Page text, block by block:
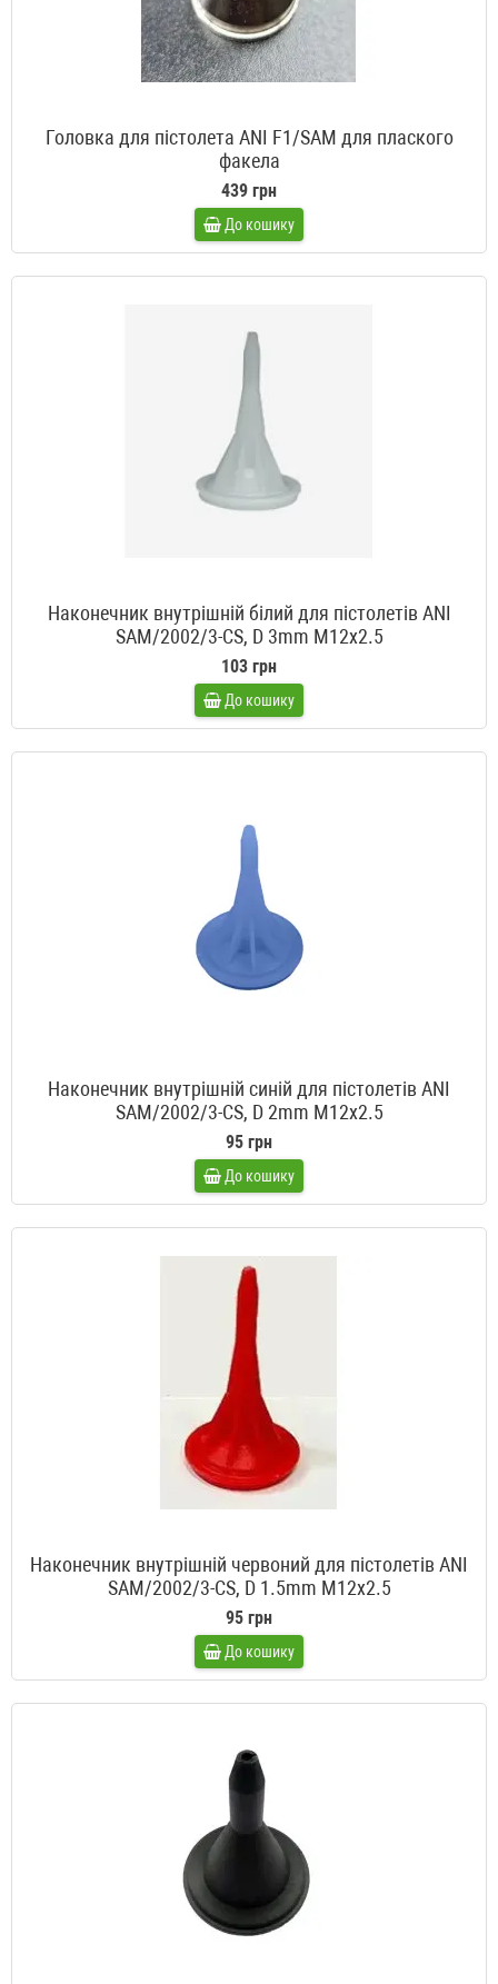
Головка для пістолета ANI F1/SAM для плаского
факела
439 грн
До кошику
Наконечник внутрішній білий для пістолетів ANI
SAM/2002/3-CS, D 3mm M12x2.5
103 грн
До кошику
Наконечник внутрішній синій для пістолетів ANI
SAM/2002/3-CS, D 2mm M12x2.5
95 грн
До кошику
Наконечник внутрішній червоний для пістолетів ANI
SAM/2002/3-CS, D 1.5mm M12x2.5
95 грн
До кошику